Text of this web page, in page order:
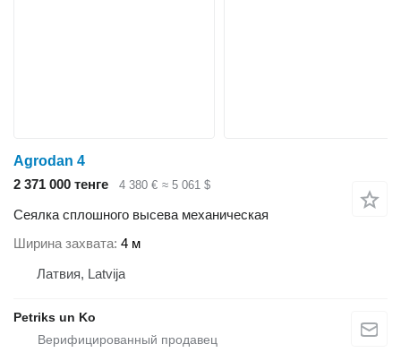
Agrodan 4
2 371 000 тенге
4 380 € ≈ 5 061 $
Сеялка сплошного высева механическая
Ширина захвата 4 м
Латвия, Latvija
Petriks un Ko